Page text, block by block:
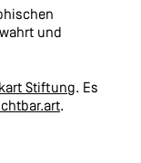
und
Stiftung. Es
.